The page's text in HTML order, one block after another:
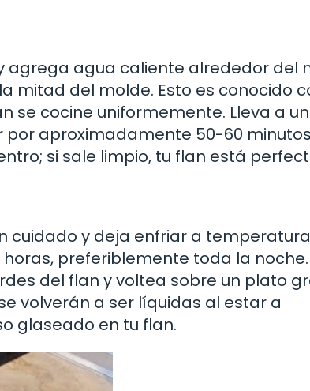
agua caliente alrededor del
mitad del molde. Esto es conocido
se cocine uniformemente. Lleva a
por aproximadamente 50-60
si sale limpio, tu flan está
cuidado y deja enfriar a temperatura
preferiblemente toda la noche.
del flan y voltea sobre un plato
volverán a ser líquidas al estar a
glaseado en tu flan.